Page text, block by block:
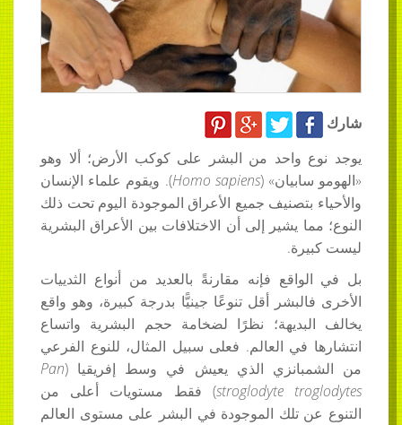
شارك
يوجد نوع واحد من البشر على كوكب الأرض؛ ألا وهو
«الهومو سابيان» (Homo sapiens). ويقوم علماء الإنسان
والأحياء بتصنيف جميع الأعراق الموجودة اليوم تحت ذلك
النوع؛ مما يشير إلى أن الاختلافات بين الأعراق البشرية
ليست كبيرة.
بل في الواقع فإنه مقارنةً بالعديد من أنواع الثدييات
الأخرى فالبشر أقل تنوعًا جينيًّا بدرجة كبيرة، وهو واقع
يخالف البديهة؛ نظرًا لضخامة حجم البشرية واتساع
انتشارها في العالم. فعلى سبيل المثال، للنوع الفرعي
من الشمبانزي الذي يعيش في وسط إفريقيا (Pan
troglodytes
troglodyte
s) فقط مستويات أعلى من
التنوع عن تلك الموجودة في البشر على مستوى العالم